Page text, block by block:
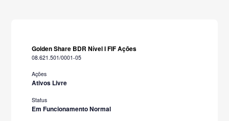
Golden Share BDR Nível I FIF Ações
08.621.501/0001-05
Ações
Ativos Livre
Status
Em Funcionamento Normal